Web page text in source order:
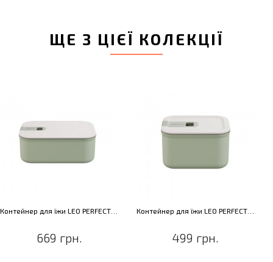
ЩЕ З ЦІЄЇ КОЛЕКЦІЇ
669 грн. 499 грн.